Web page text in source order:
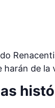
de la